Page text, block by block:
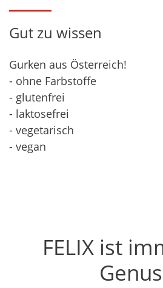
Gut zu wissen
Gurken aus Österreich!
- ohne Farbstoffe
- glutenfrei
- laktosefrei
- vegetarisch
- vegan
FELIX ist